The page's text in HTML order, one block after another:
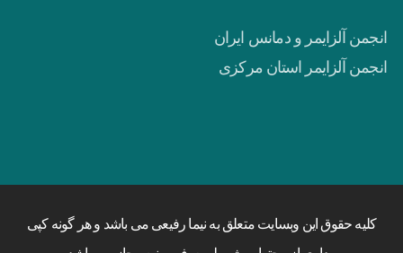
انجمن آلزایمر و دمانس ایران
انجمن آلزایمر استان مرکزی
کلیه حقوق این وبسایت متعلق به نیما رفیعی می باشد و هر گونه کپی